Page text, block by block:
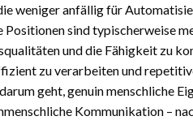
weniger anfällig für
Positionen sind typischerweise
und die Fähigkeit zu
zu verarbeiten und
geht, genuin menschliche
Kommunikation –